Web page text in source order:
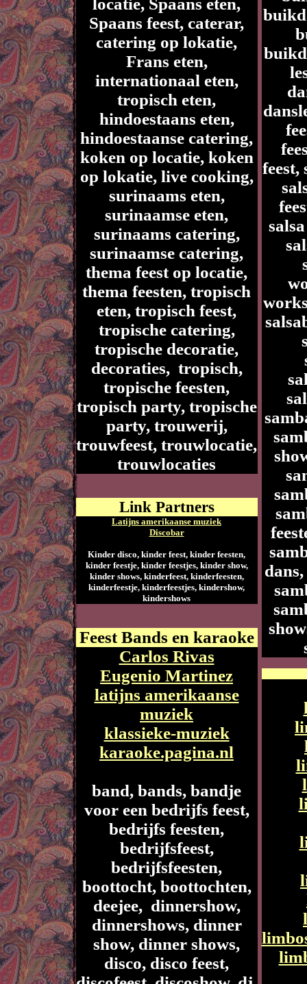
locatie, Spaans eten,
Spaans feest, caterar,
catering op lokatie,
Frans eten,
internationaal eten,
tropisch eten,
hindoestaans eten,
hindoestaanse catering,
koken op locatie, koken
op lokatie, live cooking,
surinaams eten,
surinaamse eten,
surinaams catering,
surinaamse catering,
thema feest op locatie,
thema feesten, tropisch
eten, tropisch feest,
tropische catering,
tropische decoratie,
decoraties, tropisch,
tropische feesten,
tropisch party, tropische
party, trouwerij,
trouwfeest, trouwlocatie,
trouwlocaties
Link Partners
Latijns amerikaanse muziek
Discobar
Kinder disco, kinder feest, kinder feesten,
kinder feestje, kinder feestjes, kinder show,
kinder shows, kinderfeest, kinderfeesten,
kinderfeestje, kinderfeestjes, kindershow,
kindershows
Feest Bands en karaoke
Carlos Rivas
Eugenio Martinez
latijns amerikaanse
muziek
klassieke-muziek
karaoke.pagina.nl
band, bands, bandje
voor een bedrijfs feest,
bedrijfs feesten,
bedrijfsfeest,
bedrijfsfeesten,
boottocht, boottochten,
deejee, dinnershow,
dinnershows, dinner
show, dinner shows,
disco, disco feest,
feest,